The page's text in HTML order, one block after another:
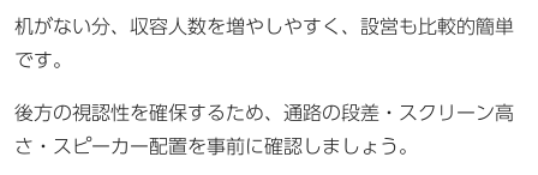
机がない分、収容人数を増やしやすく、設営も比較的簡単
です。
後方の視認性を確保するため、通路の段差・スクリーン高
さ・スピーカー配置を事前に確認しましょう。